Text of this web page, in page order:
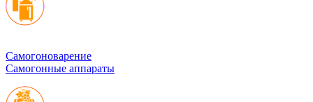
Cамогоноварение
Самогонные аппараты